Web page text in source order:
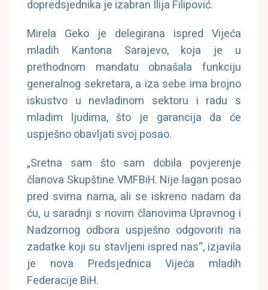
dopredsjednika je izabran Ilija Filipović.
Mirela Geko je delegirana ispred Vijeća
mladih Kantona Sarajevo, koja je u
prethodnom mandatu obnašala funkciju
generalnog sekretara, a iza sebe ima brojno
iskustvo u nevladinom sektoru i radu s
mladim ljudima, što je garancija da će
uspješno obavljati svoj posao.
„Sretna sam što sam dobila povjerenje
članova Skupštine VMFBiH. Nije lagan posao
pred svima nama, ali se iskreno nadam da
ću, u saradnji s novim članovima Upravnog i
Nadzornog odbora uspješno odgovoriti na
zadatke koji su stavljeni ispred nas“, izjavila
je nova Predsjednica Vijeća mladih
Federacije BiH.